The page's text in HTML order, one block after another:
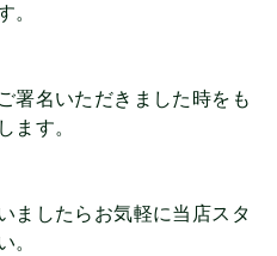
。
署名いただきました時をも
ます。
ましたらお気軽に当店スタ
。